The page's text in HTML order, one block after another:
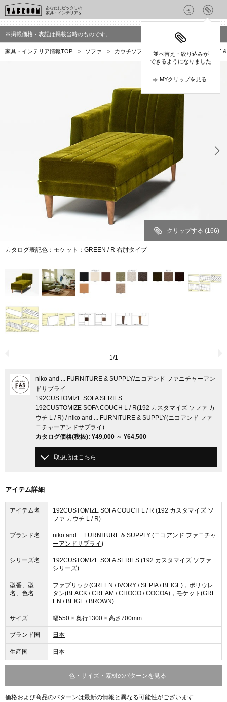
あなたにピッタリの
家具・インテリアを
並べ替え・絞り込みが
できるようになりました
MYクリップを見る
※掲載価格・表記は掲載当時のものです。
家具・インテリア情報TOP > ソファ > カウチソファ > niko and ... FURNITURE
クリップする (166)
カタログ表記色：モケット：GREEN / R 右肘タイプ
1/1
niko and ... FURNITURE & SUPPLY/ニコアンド ファニチャーアン
ドサプライ
192CUSTOMIZE SOFA SERIES
192CUSTOMIZE SOFA COUCH L / R(192 カスタマイズ ソファ カ
ウチ L / R) / niko and ... FURNITURE & SUPPLY(ニコアンド ファ
ニチャーアンドサプライ)
カタログ価格(税抜): ¥49,000 ～ ¥64,500
取扱店はこちら
アイテム詳細
アイテム名
192CUSTOMIZE SOFA COUCH L / R (192 カスタマイズ ソ
ファ カウチ L / R)
ブランド名
niko and ... FURNITURE & SUPPLY (ニコアンド ファニチャ
ーアンドサプライ)
シリーズ名
192CUSTOMIZE SOFA SERIES (192 カスタマイズ ソファ
シリーズ)
型番、型
名、色名
ファブリック(GREEN / IVORY / SEPIA / BEIGE)，ポリウレ
タン(BLACK / CREAM / CHOCO / COCOA)，モケット(GRE
EN / BEIGE / BROWN)
サイズ 幅550 × 奥行1300 × 高さ700mm
ブランド国 日本
生産国 日本
色・サイズ・素材のパターンを見る
価格および商品のパターンは最新の情報と異なる可能性がございます